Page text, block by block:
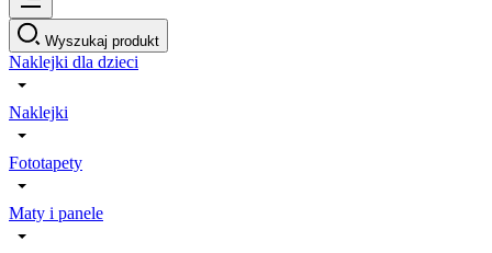
Wyszukaj produkt
Naklejki dla dzieci
Naklejki
Fototapety
Maty i panele